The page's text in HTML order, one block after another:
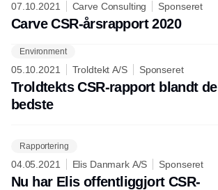
07.10.2021 Carve Consulting Sponseret
Carve CSR-årsrapport 2020
Environment
05.10.2021 Troldtekt A/S Sponseret
Troldtekts CSR-rapport blandt de
bedste
Rapportering
04.05.2021 Elis Danmark A/S Sponseret
Nu har Elis offentliggjort CSR-